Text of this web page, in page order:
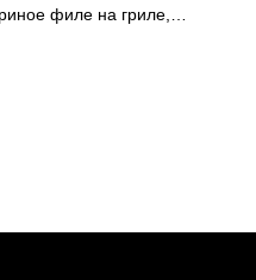
филе на гриле,
сухарики в